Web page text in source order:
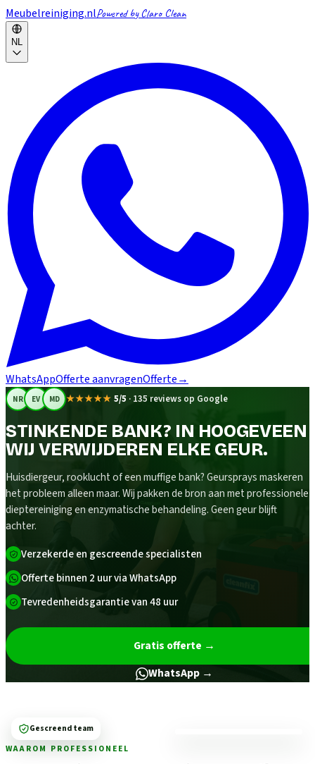
Meubelreiniging.nlPowered by Claro Clean
NL
WhatsAppOfferte aanvragenOfferte→
NR EV MD ★★★★★ 5/5 · 135 reviews op Google
STINKENDE BANK? IN HOOGEVEEN
WIJ VERWIJDEREN ELKE GEUR.
Huisdiergeur, rooklucht of een muffige bank? Geursprays maskeren
het probleem alleen maar. Wij pakken de bron aan met professionele
dieptereiniging en enzymatische behandeling. Geen geur blijft
achter.
Verzekerde en gescreende specialisten
Offerte binnen 2 uur via WhatsApp
Tevredenheidsgarantie van 48 uur
Gratis offerte →
WhatsApp →
WAAROM PROFESSIONEEL
Gescreend team